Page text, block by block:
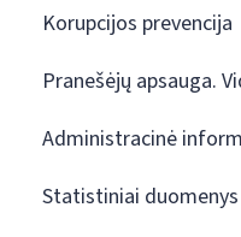
Korupcijos prevencija
Pranešėjų apsauga.
Administracinė
Statistiniai duomenys